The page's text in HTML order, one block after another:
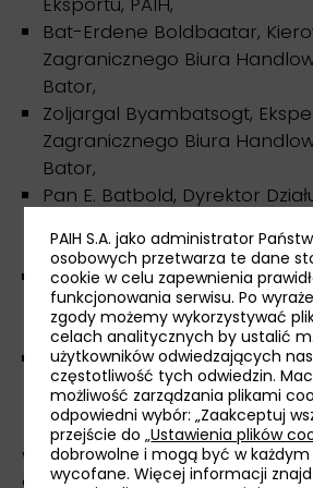
Bat-Erdene Boldbaatar,
Zagranicznego Biura
Bator,
Zoljargal Byambatsogt,
Zagranicznego Biura
Bator,
Pan E. Batbold, Dyrektor
Rozwoju Miejskiego,
Pan P. Munkhnasan, Chief
Development Officer,
Materials,
Pan B. Munkhjargal,
Asian Road.
Webinarium odbędzie się30
PAIH S.A. jako administrator
osobowych przetwarza te dane
cookie w celu zapewnienia
funkcjonowania serwisu. Po
zgody możemy wykorzystywać
celach analitycznych by ustalić
użytkowników odwiedzających
częstotliwość tych odwiedzin.
możliwość zarządzania plikami
odpowiedni wybór: „Zaakceptuj
przejście do „Ustawienia plików
dobrowolne i mogą być w
wycofane. Więcej informacji